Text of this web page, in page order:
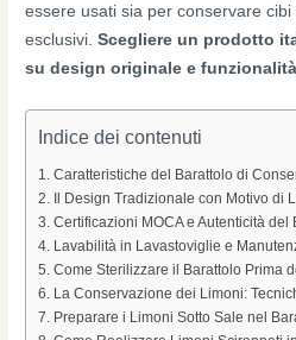
essere usati sia per conservare
esclusivi.Scegliere un prodotto
su design originale e
Indice dei contenuti
Caratteristiche del Barattolo di
Il Design Tradizionale con Motivo di
Certificazioni MOCA e Autenticità del
Lavabilità in Lavastoviglie e
Come Sterilizzare il Barattolo Prima
La Conservazione dei Limoni:
Preparare i Limoni Sotto Sale nel